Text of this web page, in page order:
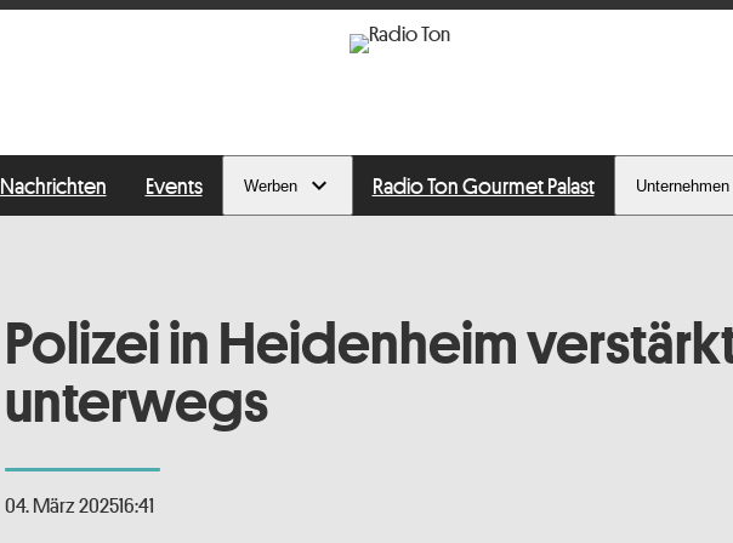
Nachrichten Events Werben Radio Ton Gourmet Palast Unternehmen
Polizei in Heidenheim
unterwegs
04. März 202516:41